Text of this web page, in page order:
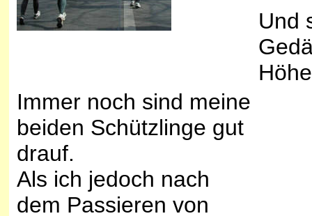
Und
Immer noch sind meine
beiden Schützlinge gut
drauf.
Als ich jedoch nach
dem Passieren von